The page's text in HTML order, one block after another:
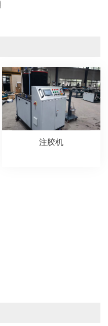
注胶机